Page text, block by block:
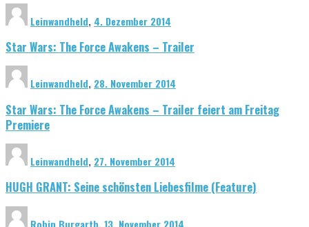
Leinwandheld, 4. Dezember 2014
Star Wars: The Force Awakens – Trailer
Leinwandheld, 28. November 2014
Star Wars: The Force Awakens – Trailer feiert am Freitag
Premiere
Leinwandheld, 27. November 2014
HUGH GRANT: Seine schönsten Liebesfilme (Feature)
Robin Burgarth 13. November 2014